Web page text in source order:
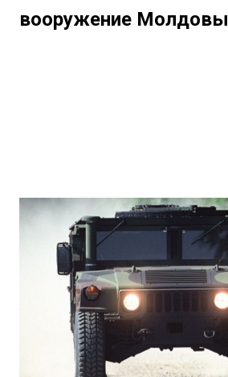
вооружение Молдовы